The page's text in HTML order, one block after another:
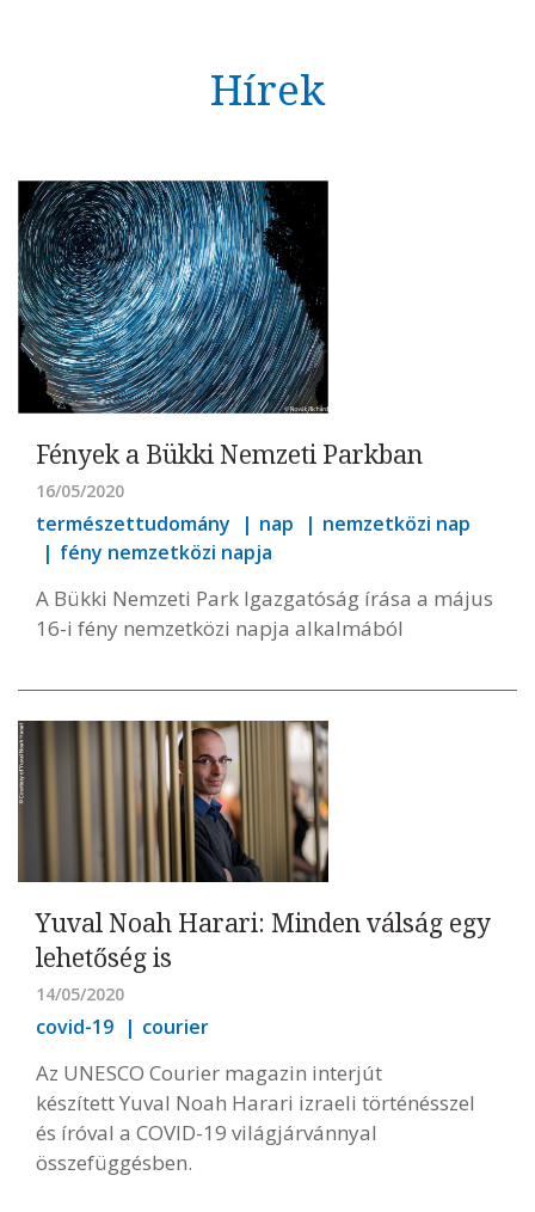
Hírek
Fények a Bükki Nemzeti Parkban
16/05/2020
természettudomány nap
nemzetközi nap
fény nemzetközi napja
A Bükki Nemzeti Park Igazgatóság írása a május
16-i fény nemzetközi napja alkalmából
Yuval Noah Harari: Minden válság egy
lehetőség is
14/05/2020
covid-19 courier
Az UNESCO Courier magazin interjút
készített Yuval Noah Harari izraeli történésszel
és íróval a COVID-19 világjárvánnyal
összefüggésben.